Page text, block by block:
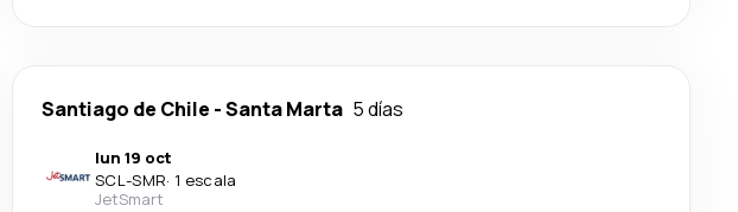
Santiago de Chile -Santa Marta 5 días
lun 19 oct
SCL-SMR· 1 escala
JetSmart